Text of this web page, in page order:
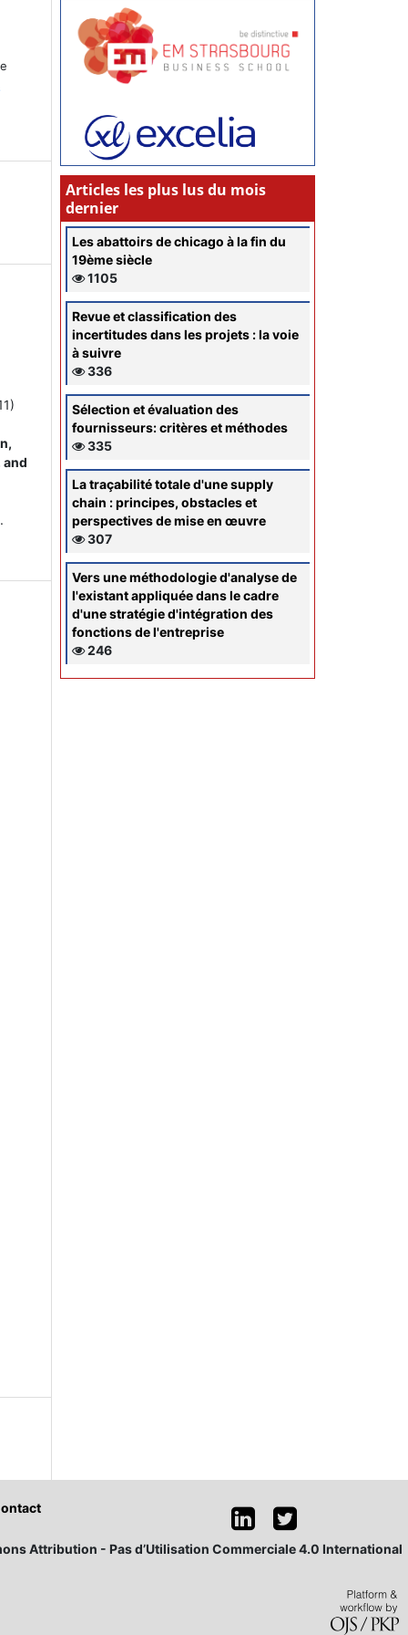
and
Articles les plus lus du mois
dernier
Les abattoirs de chicago à la fin du
19ème siècle
1105
Revue et classification des
incertitudes dans les projets : la voie
à suivre
336
Sélection et évaluation des
fournisseurs: critères et méthodes
335
La traçabilité totale d'une supply
chain : principes, obstacles et
perspectives de mise en œuvre
307
Vers une méthodologie d'analyse de
l'existant appliquée dans le cadre
d'une stratégie d'intégration des
fonctions de l'entreprise
246
Attribution - Pas d’Utilisation Commerciale 4.0 International